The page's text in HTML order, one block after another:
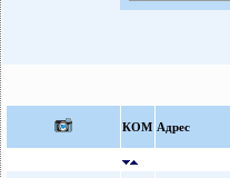
Павловский
КOМ Адрес